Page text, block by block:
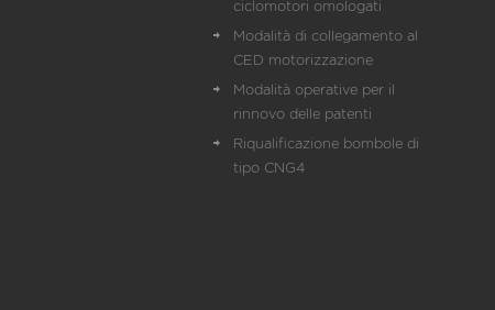
ciclomotori omologati
Modalità di collegamento al
CED motorizzazione
Modalità operative per il
rinnovo delle patenti
Riqualificazione bombole di
tipo CNG4